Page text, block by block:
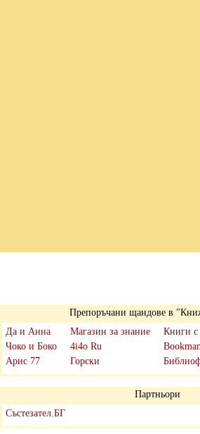
Препоръчани щандове в
Да и Анна
Чоко и Боко
Арис 77
Магазин за знание
4i4o Ru
Горски
Книги
Партньори
Състезател.БГ